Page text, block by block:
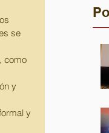
se
como
y
y